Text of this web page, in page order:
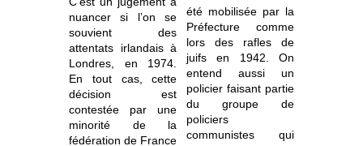
nuancer si l’on se
souvient des
attentats irlandais à
Londres, en 1974.
En tout cas, cette
décision est
contestée par une
minorité de la
fédération de France
été mobilisée par la
Préfecture comme
lors des rafles de
juifs en 1942. On
entend aussi un
policier faisant partie
du groupe de
policiers
communistes qui